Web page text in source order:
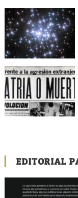
EDITORIAL